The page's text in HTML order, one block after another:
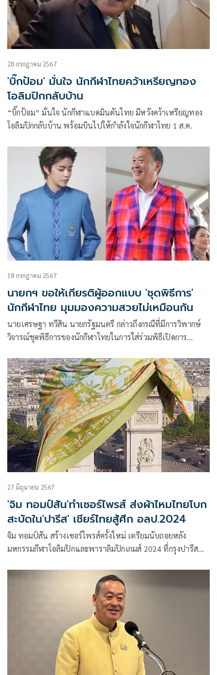
28 กรกฎาคม 2567
'บิ๊กป้อม' มั่นใจ นักกีฬาไทยคว้าเหรียญทอง
โอลิมปิกกลับบ้าน
“บิ๊กป้อม” มั่นใจ นักกีฬาแบดมินตันไทย มีหวังคว้าเหรียญทอง
โอลิมปิกกลับบ้าน พร้อมบินไปให้กำลังใจนักกีฬาไทย 1 ส.ค.
18 กรกฎาคม 2567
นายกฯ ขอให้เกียรติผู้ออกแบบ 'ชุดพิธีการ'
นักกีฬาไทย มุมมองความสวยไม่เหมือนกัน
นายเศรษฐา ทวีสิน นายกรัฐมนตรี กล่าวถึงกรณีที่มีการวิพากษ์
วิจารณ์ชุดพิธีการของนักกีฬาไทยในการใส่ร่วมพิธีเปิดการ
จะบอกว่าเสื้อคุณ OUT หรือเสื้อผม
27 มิถุนายน 2567
'จิม ทอมป์สัน'ทำเซอร์ไพรส์ ส่งผ้าไหมไทยโบก
สะบัดใน'ปารีส' เชียร์ไทยสู้ศึก อลป.2024
จิม ทอมป์สัน สร้างเซอร์ไพรส์ครั้งใหม่ เตรียมนับถอยหลัง
มหกรรมกีฬาโอลิมปิกและพาราลิมปิกเกมส์ 2024 ที่กรุงปารีส
generated imagery) ‘ไทยแลนด์สู้ๆ’ ส่งผ้าไหมไทยไอเทมสุดไอ
คอนิกโบกสะบัดเหนือ 2 แลนมาร์กระดับโลกแห่ง
‘ปารีส’มหานครเปี่ยมมนต์เสน่ห์และเจ้าภาพ ‘Olympic and
Paralympic Games Paris 2024’ มหกรรมกีฬาที่ยิ่งใหญ่ที่สุดของ
มวลมนุษยชาติ โดย “โอลิมปิก 2024” ครั้งนี้ยังถือเป็นการกลับ
มาเป็นเจ้าภาพโอลิมปิกเกมส์ของฝรั่งเศสอีกครั้งในรอบ 100 ปีอีก